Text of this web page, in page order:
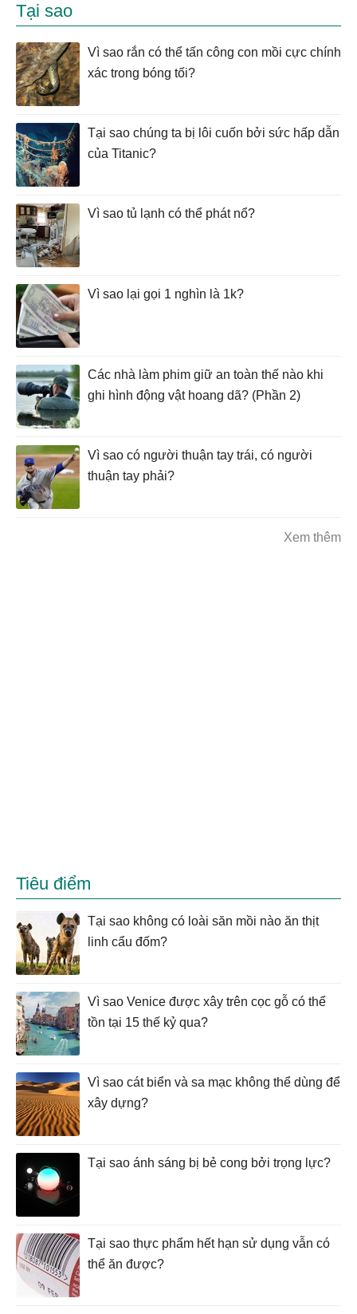
Tại sao
Vì sao rắn có thể tấn công con mồi cực chính
xác trong bóng tối?
Tại sao chúng ta bị lôi cuốn bởi sức hấp dẫn
của Titanic?
Vì sao tủ lạnh có thể phát nổ?
Vì sao lại gọi 1 nghìn là 1k?
Các nhà làm phim giữ an toàn thế nào khi
ghi hình động vật hoang dã? (Phần 2)
Vì sao có người thuận tay trái, có người
thuận tay phải?
Xem thêm
Tiêu điểm
Tại sao không có loài săn mồi nào ăn thịt
linh cẩu đốm?
Vì sao Venice được xây trên cọc gỗ có thể
tồn tại 15 thế kỷ qua?
Vì sao cát biển và sa mạc không thể dùng để
xây dựng?
Tại sao ánh sáng bị bẻ cong bởi trọng lực?
Tại sao thực phẩm hết hạn sử dụng vẫn có
thể ăn được?